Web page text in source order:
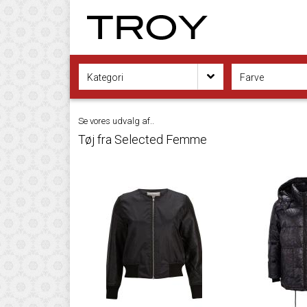
Kategori Farve
Se vores udvalg af..
Tøj fra Selected Femme